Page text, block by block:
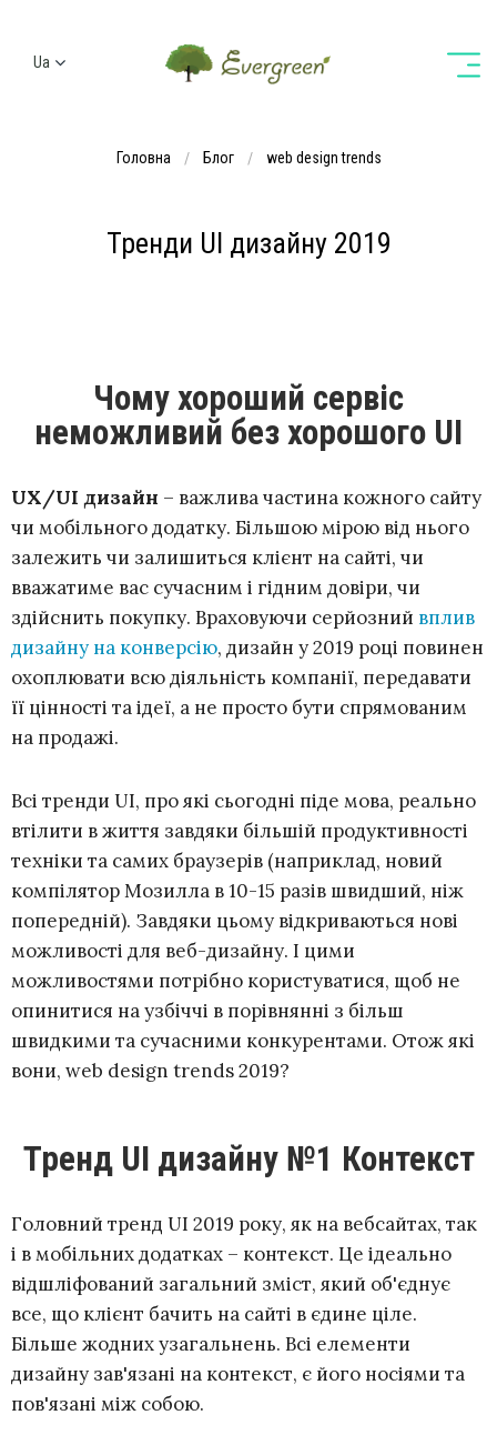
Ua
Головна Блог web design trends
Тренди UI дизайну 2019
Чому хороший сервіс
неможливий без хорошого UI
UX/UI дизайн – важлива частина кожного сайту
чи мобільного додатку. Більшою мірою від нього
залежить чи залишиться клієнт на сайті, чи
вважатиме вас сучасним і гідним довіри, чи
здійснить покупку. Враховуючи серйозний вплив
дизайну на конверсію, дизайн у 2019 році повинен
охоплювати всю діяльність компанії, передавати
її цінності та ідеї, а не просто бути спрямованим
на продажі.
Всі тренди UI, про які сьогодні піде мова, реально
втілити в життя завдяки більшій продуктивності
техніки та самих браузерів (наприклад, новий
компілятор Мозилла в 10-15 разів швидший, ніж
попередній). Завдяки цьому відкриваються нові
можливості для веб-дизайну. І цими
можливостями потрібно користуватися, щоб не
опинитися на узбіччі в порівнянні з більш
швидкими та сучасними конкурентами. Отож які
вони, web design trends 2019?
Тренд UI дизайну №1 Контекст
Головний тренд UI 2019 року, як на вебсайтах, так
і в мобільних додатках – контекст. Це ідеально
відшліфований загальний зміст, який об'єднує
все, що клієнт бачить на сайті в єдине ціле.
Більше жодних узагальнень. Всі елементи
дизайну зав'язані на контекст, є його носіями та
пов'язані між собою.